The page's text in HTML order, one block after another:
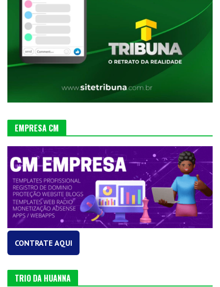
EMPRESA CM
CONTRATE AQUI
TRIO DA HUANNA